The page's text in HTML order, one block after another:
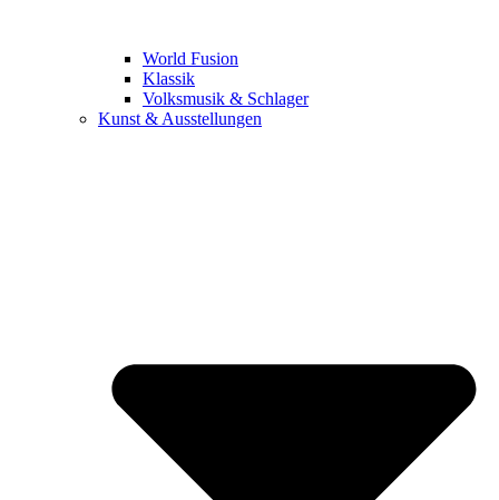
World Fusion
Klassik
Volksmusik & Schlager
Kunst & Ausstellungen